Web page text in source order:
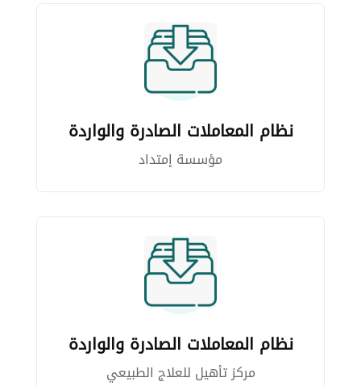
نظام المعاملات الصادرة والواردة
مؤسسة إمتداد
نظام المعاملات الصادرة والواردة
مركز تأهيل للعلاج الطبيعي